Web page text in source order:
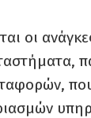
οι